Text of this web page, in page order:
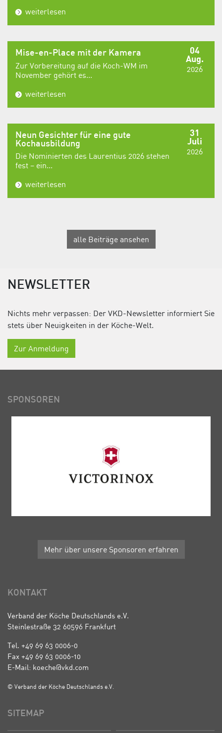
weiterlesen
04
Aug.
2026
Mise-en-Place mit der Kamera
Zur Vorbereitung auf die Koch-WM im
November gehört es...
weiterlesen
31
Juli
2026
Neun Gesichter für eine gute
Kochausbildung
Die Nominierten des Laurentius 2026 stehen
fest – ein...
weiterlesen
alle Beiträge ansehen
NEWSLETTER
Nichts mehr verpassen: Der VKD-Newsletter informiert Sie
stets über Neuigkeiten in der Köche-Welt.
Zur Anmeldung
SPONSOREN
Mehr über unsere Sponsoren erfahren
KONTAKT
Verband der Köche Deutschlands e.V.
Steinlestraße 32 60596 Frankfurt
Tel. +49 69 63 0006-0
Fax +49 69 63 0006-10
E-Mail: koeche@vkd.com
© Verband der Köche Deutschlands e.V.
SITEMAP